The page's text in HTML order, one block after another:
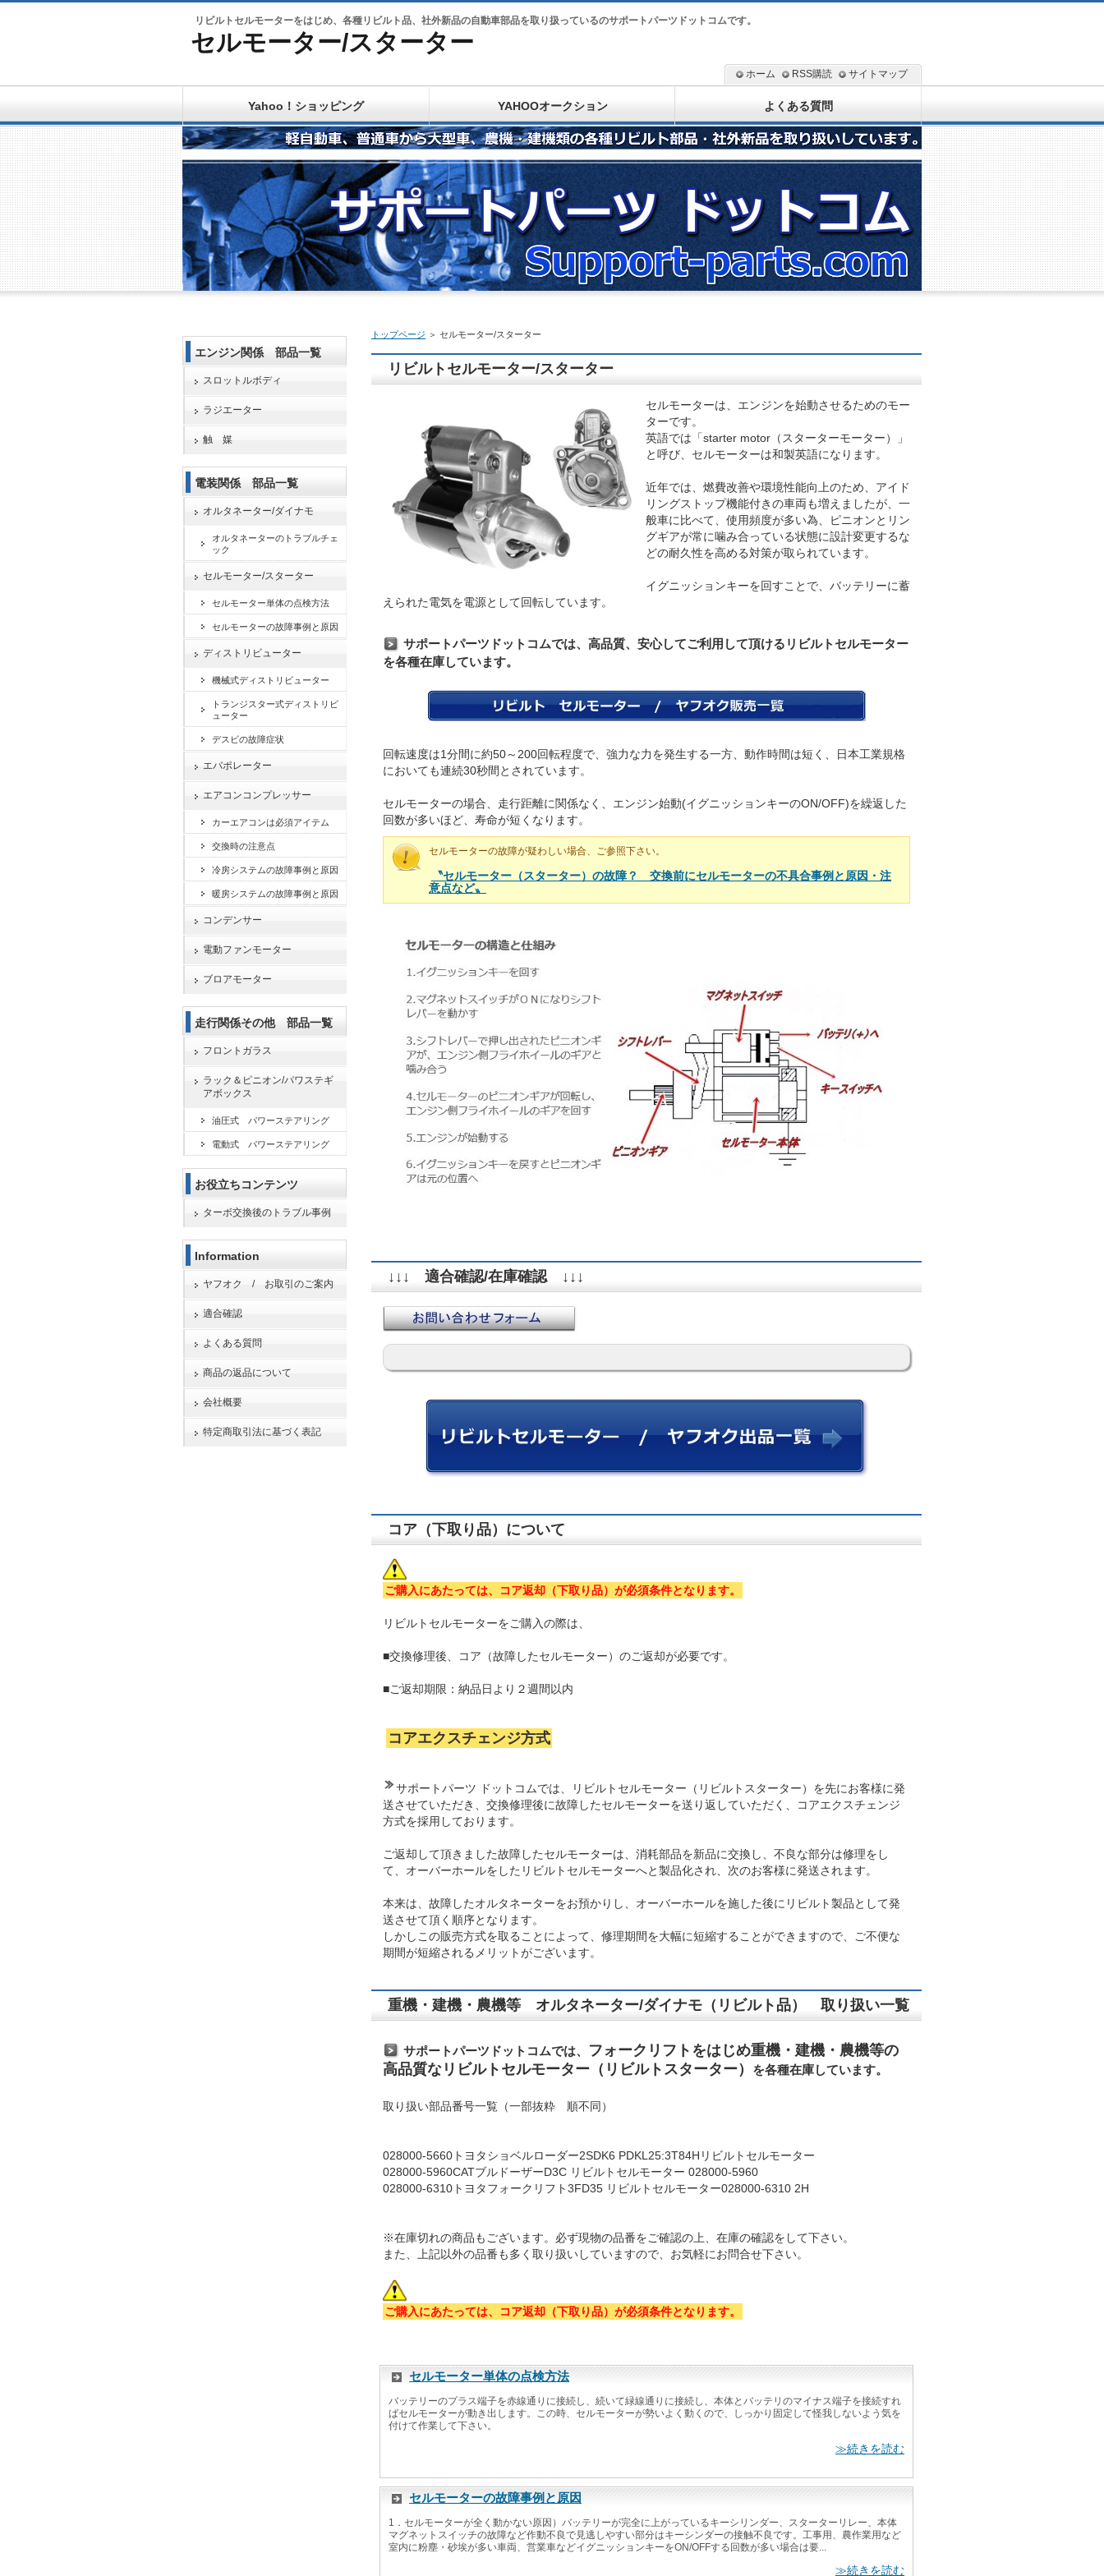
リビルトセルモーターをはじめ、各種リビルト品、社外新品の自動車部品を取り扱っているのサポートパーツドットコムです。
セルモーター/スターター
トップページ ＞ セルモーター/スターター
リビルトセルモーター/スターター
セルモーターは、エンジンを始動させるためのモー
ターです。
英語では「starter motor（スターターモーター）」
と呼び、セルモーターは和製英語になります。
近年では、燃費改善や環境性能向上のため、アイド
リングストップ機能付きの車両も増えましたが、一
般車に比べて、使用頻度が多い為、ピニオンとリン
グギアが常に噛み合っている状態に設計変更するな
どの耐久性を高める対策が取られています。
イグニッションキーを回すことで、バッテリーに蓄
えられた電気を電源として回転しています。
サポートパーツドットコムでは、高品質、安心してご利用して頂けるリビルトセルモーター
を各種在庫しています。
回転速度は1分間に約50～200回転程度で、強力な力を発生する一方、動作時間は短く、日本工業規格
においても連続30秒間とされています。
セルモーターの場合、走行距離に関係なく、エンジン始動(イグニッションキーのON/OFF)を繰返した
回数が多いほど、寿命が短くなります。
セルモーターの故障が疑わしい場合、ご参照下さい。
〝セルモーター（スターター）の故障？ 交換前にセルモーターの不具合事例と原因・注
意点など〟
↓↓↓ 適合確認/在庫確認 ↓↓↓
コア（下取り品）について
ご購入にあたっては、コア返却（下取り品）が必須条件となります。
リビルトセルモーターをご購入の際は、
■交換修理後、コア（故障したセルモーター）のご返却が必要です。
■ご返却期限：納品日より２週間以内
コアエクスチェンジ方式
サポートパーツ ドットコムでは、リビルトセルモーター（リビルトスターター）を先にお客様に発
送させていただき、交換修理後に故障したセルモーターを送り返していただく、コアエクスチェンジ
方式を採用しております。
ご返却して頂きました故障したセルモーターは、消耗部品を新品に交換し、不良な部分は修理をし
て、オーバーホールをしたリビルトセルモーターへと製品化され、次のお客様に発送されます。
本来は、故障したオルタネーターをお預かりし、オーバーホールを施した後にリビルト製品として発
送させて頂く順序となります。
しかしこの販売方式を取ることによって、修理期間を大幅に短縮することができますので、ご不便な
期間が短縮されるメリットがございます。
重機・建機・農機等 オルタネーター/ダイナモ（リビルト品） 取り扱い一覧
サポートパーツドットコムでは、
フォークリフトをはじめ重機・建機・農機等の
高品質なリビルトセルモーター（リビルトスターター）
を各種在庫しています。
取り扱い部品番号一覧（一部抜粋 順不同）
028000-5660トヨタショベルローダー2SDK6 PDKL25:3T84Hリビルトセルモーター
028000-5960CATブルドーザーD3C リビルトセルモーター 028000-5960
028000-6310トヨタフォークリフト3FD35 リビルトセルモーター028000-6310 2H
※在庫切れの商品もございます。必ず現物の品番をご確認の上、在庫の確認をして下さい。
また、上記以外の品番も多く取り扱いしていますので、お気軽にお問合せ下さい。
ご購入にあたっては、コア返却（下取り品）が必須条件となります。
セルモーター単体の点検方法
バッテリーのプラス端子を赤線通りに接続し、続いて緑線通りに接続し、本体とバッテリのマイナス端子を接続すれ
ばセルモーターが動き出します。この時、セルモーターが勢いよく動くので、しっかり固定して怪我しないよう気を
付けて作業して下さい。
≫続きを読む
セルモーターの故障事例と原因
1．セルモーターが全く動かない原因）バッテリーが完全に上がっているキーシリンダー、スターターリレー、本体
マグネットスイッチの故障など作動不良で見逃しやすい部分はキーシンダーの接触不良です。工事用、農作業用など
室内に粉塵・砂埃が多い車両、営業車などイグニッションキーをON/OFFする回数が多い場合は要...
≫続きを読む
エンジン関係 部品一覧
スロットルボディ
ラジエーター
触 媒
電装関係 部品一覧
オルタネーター/ダイナモ
オルタネーターのトラブルチェ
ック
セルモーター/スターター
セルモーター単体の点検方法
セルモーターの故障事例と原因
ディストリビューター
機械式ディストリビューター
トランジスター式ディストリビ
ューター
デスビの故障症状
エバポレーター
エアコンコンプレッサー
カーエアコンは必須アイテム
交換時の注意点
冷房システムの故障事例と原因
暖房システムの故障事例と原因
コンデンサー
電動ファンモーター
ブロアモーター
走行関係その他 部品一覧
フロントガラス
ラック＆ピニオン/パワステギ
アボックス
油圧式 パワーステアリング
電動式 パワーステアリング
お役立ちコンテンツ
ターボ交換後のトラブル事例
Information
ヤフオク / お取引のご案内
適合確認
よくある質問
商品の返品について
会社概要
特定商取引法に基づく表記
ホーム RSS購読 サイトマップ
Yahoo！ショッピング YAHOOオークション よくある質問